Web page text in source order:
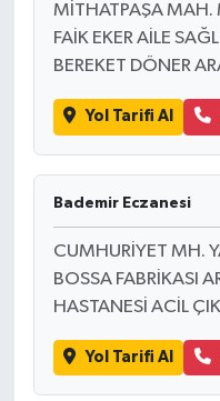
MİTHATPAŞA MAH.
FAİK EKER AİLE
BEREKET DÖNER
Yol Tarifi Al
Bademir Eczanesi
CUMHURİYET MH.
BOSSA FABRİKASI
HASTANESİ ACİL
Yol Tarifi Al